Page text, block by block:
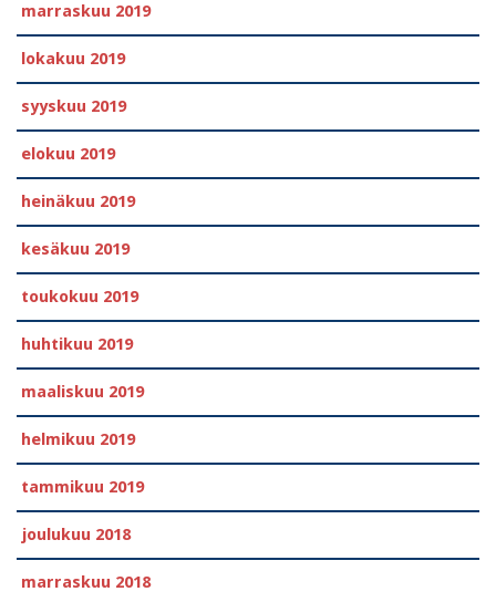
marraskuu 2019
lokakuu 2019
syyskuu 2019
elokuu 2019
heinäkuu 2019
kesäkuu 2019
toukokuu 2019
huhtikuu 2019
maaliskuu 2019
helmikuu 2019
tammikuu 2019
joulukuu 2018
marraskuu 2018